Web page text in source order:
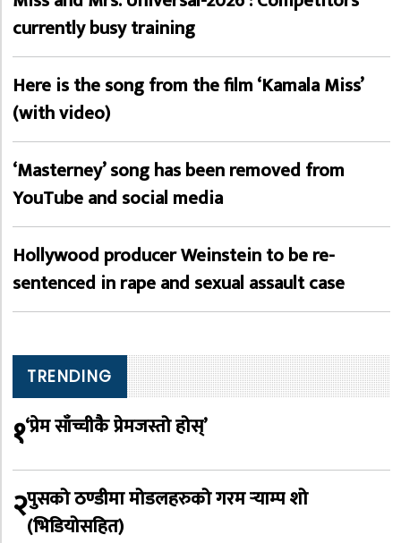
currently busy training
Here is the song from the film ‘Kamala Miss’
(with video)
‘Masterney’ song has been removed from
YouTube and social media
Hollywood producer Weinstein to be re-
sentenced in rape and sexual assault case
TRENDING
१‘प्रेम साँच्चीकै प्रेमजस्तो होस्’
२पुसको ठण्डीमा मोडलहरुको गरम र्‍याम्प शो
(भिडियोसहित)